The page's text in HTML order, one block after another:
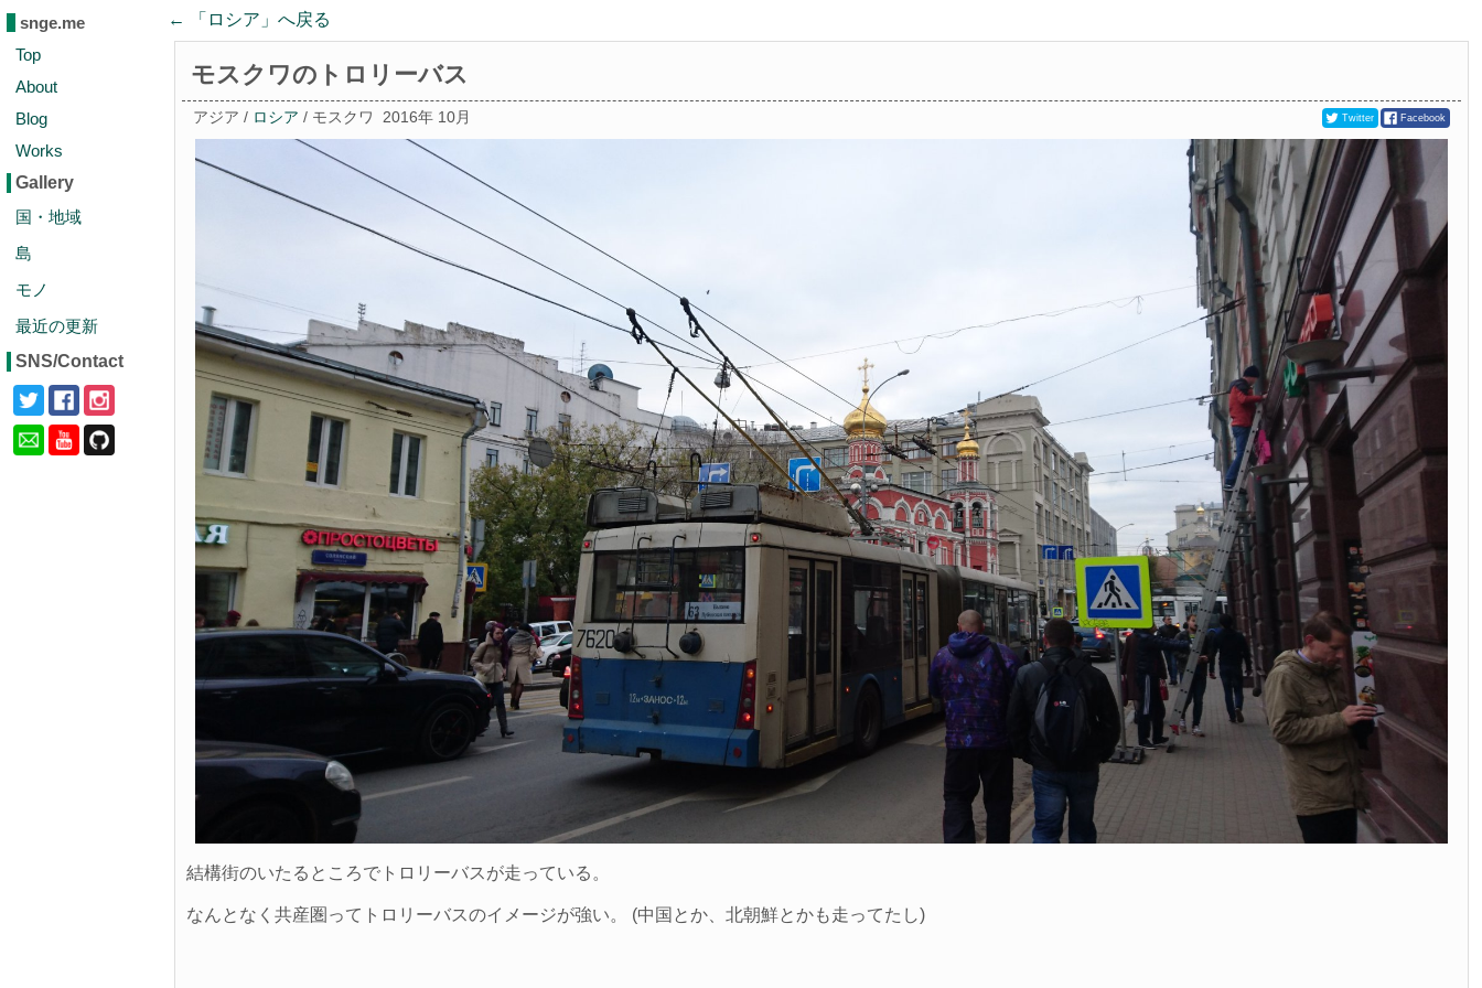
snge.me
Top
About
Blog
Works
Gallery
国・地域
島
モノ
最近の更新
SNS/Contact
← 「 ロシア 」へ戻る
モスクワのトロリーバス
アジア / ロシア / モスクワ 2016年 10月 Twitter Facebook
結構街のいたるところでトロリーバスが走っている。
なんとなく共産圏ってトロリーバスのイメージが強い。 (中国とか、北朝鮮とかも走ってたし)